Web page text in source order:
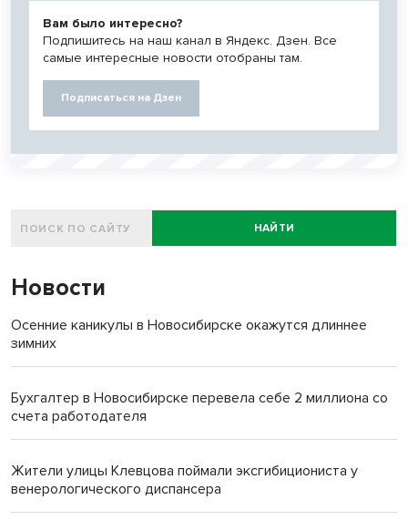
Вам было интересно?
Подпишитесь на наш канал в Яндекс. Дзен. Все
самые интересные новости отобраны там.
Подписаться на Дзен
НАЙТИ
Новости
Осенние каникулы в Новосибирске окажутся длиннее
зимних
Бухгалтер в Новосибирске перевела себе 2 миллиона со
счета работодателя
Жители улицы Клевцова поймали эксгибициониста у
венерологического диспансера